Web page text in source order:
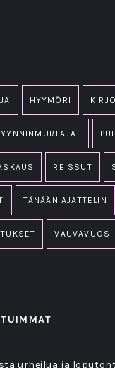
HYYMÖRI
REISSUT
TÄNÄÄN AJATTELIN
VAUVAVUOSI
urheilua ja